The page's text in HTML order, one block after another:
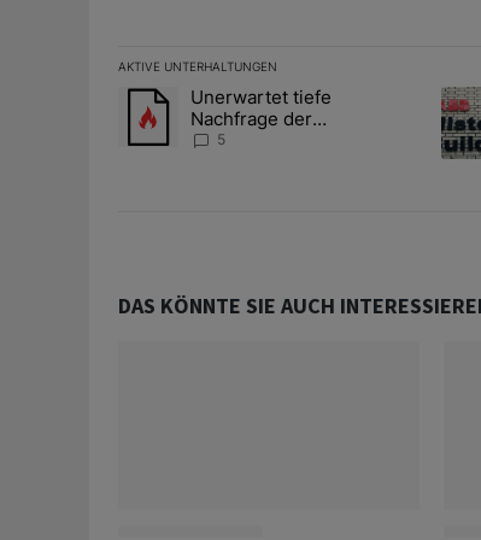
AKTIVE UNTERHALTUNGEN
Das Folgende ist eine Liste der am meisten
Ein Trendartikel mit dem Titel "Unerwartet
Unerwartet tiefe
Nachfrage der
Zentralbanken könnte
5
Ein
DAS KÖNNTE SIE AUCH